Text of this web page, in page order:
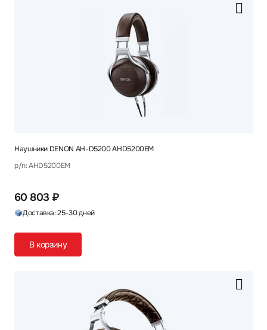
Наушники DENON AH-D5200 AHD5200EM
p/n: AHD5200EM
60 803 ₽
Доставка: 25-30 дней
В корзину